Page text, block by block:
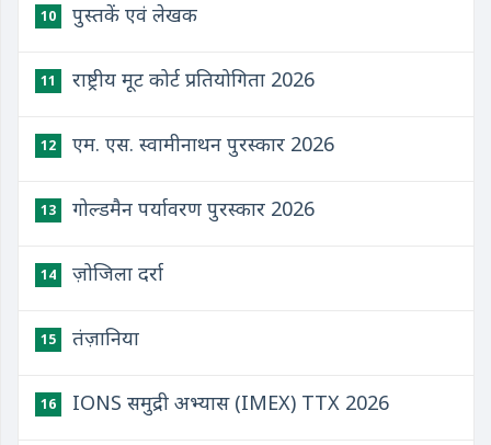
10 पुस्तकें एवं लेखक
11 राष्ट्रीय मूट कोर्ट प्रतियोगिता 2026
12 एम. एस. स्वामीनाथन पुरस्कार 2026
13 गोल्डमैन पर्यावरण पुरस्कार 2026
14 ज़ोजिला दर्रा
15 तंज़ानिया
16 IONS समुद्री अभ्यास (IMEX) TTX 2026